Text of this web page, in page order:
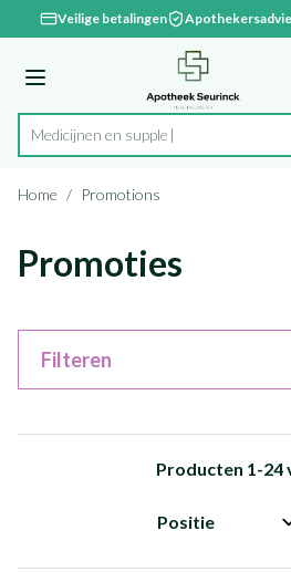
Ga naar de inhoud
1 van 1Veilige betalingen
Menu
Product, merk, categorie...
Home / Promotions
Promoties
Filteren
Producten 1-24
Sorteer op: